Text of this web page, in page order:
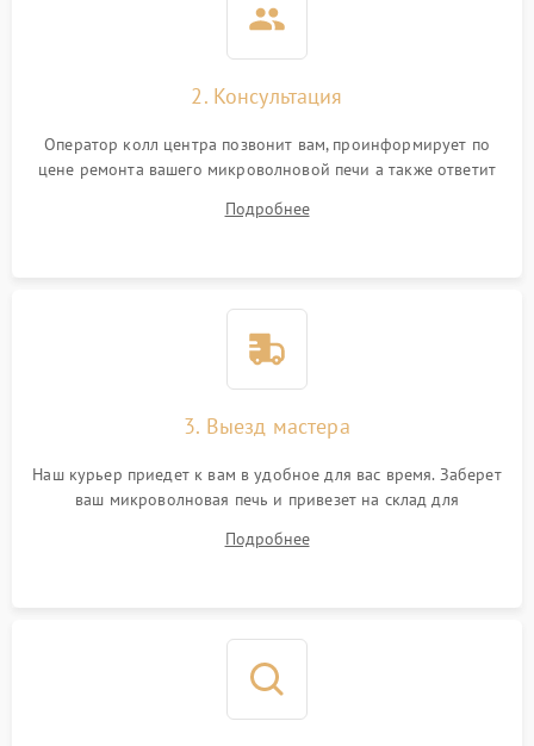
2. Консультация
Оператор колл центра позвонит вам, проинформирует по
цене ремонта вашего микроволновой печи а также ответит
Подробнее
3. Выезд мастера
Наш курьер приедет к вам в удобное для вас время. Заберет
ваш микроволновая печь и привезет на склад для
Подробнее